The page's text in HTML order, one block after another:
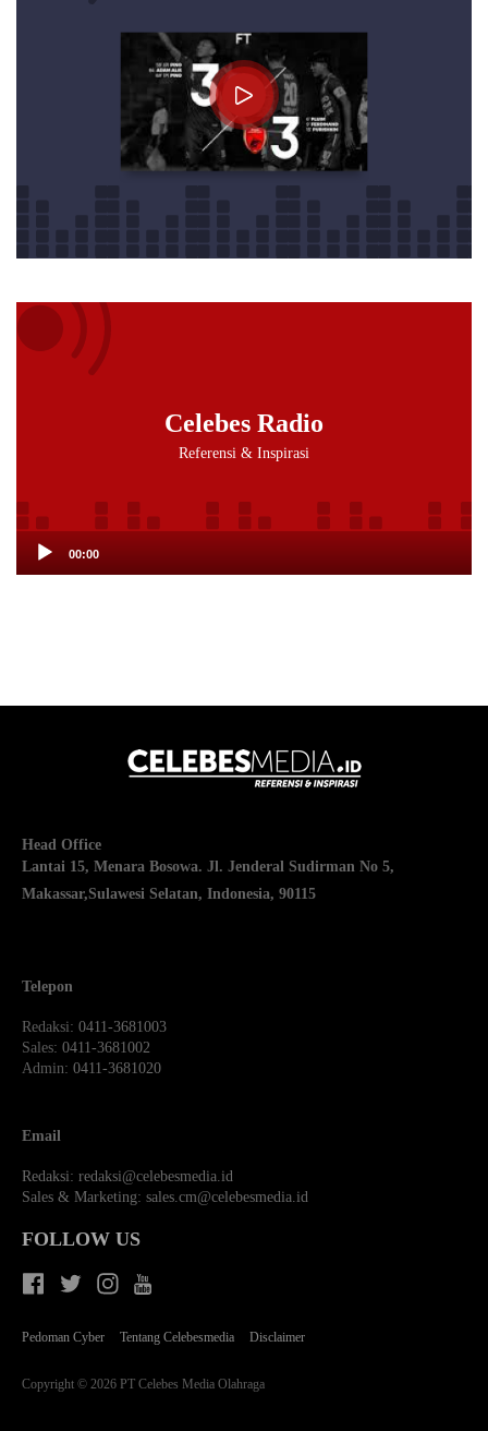
Celebes Radio
Referensi & Inspirasi
Audio
Player
00:00
Head Office
Lantai 15, Menara Bosowa. Jl. Jenderal Sudirman No 5,
Makassar,Sulawesi Selatan, Indonesia, 90115
Telepon
Redaksi: 0411-3681003
Sales: 0411-3681002
Admin: 0411-3681020
Email
Redaksi: redaksi@celebesmedia.id
Sales & Marketing: sales.cm@celebesmedia.id
FOLLOW US
Pedoman Cyber Tentang Celebesmedia Disclaimer
Copyright © 2026 PT Celebes Media Olahraga